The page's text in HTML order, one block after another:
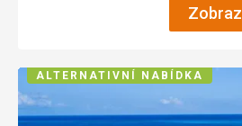
ALTERNATIVNÍ NABÍDKA